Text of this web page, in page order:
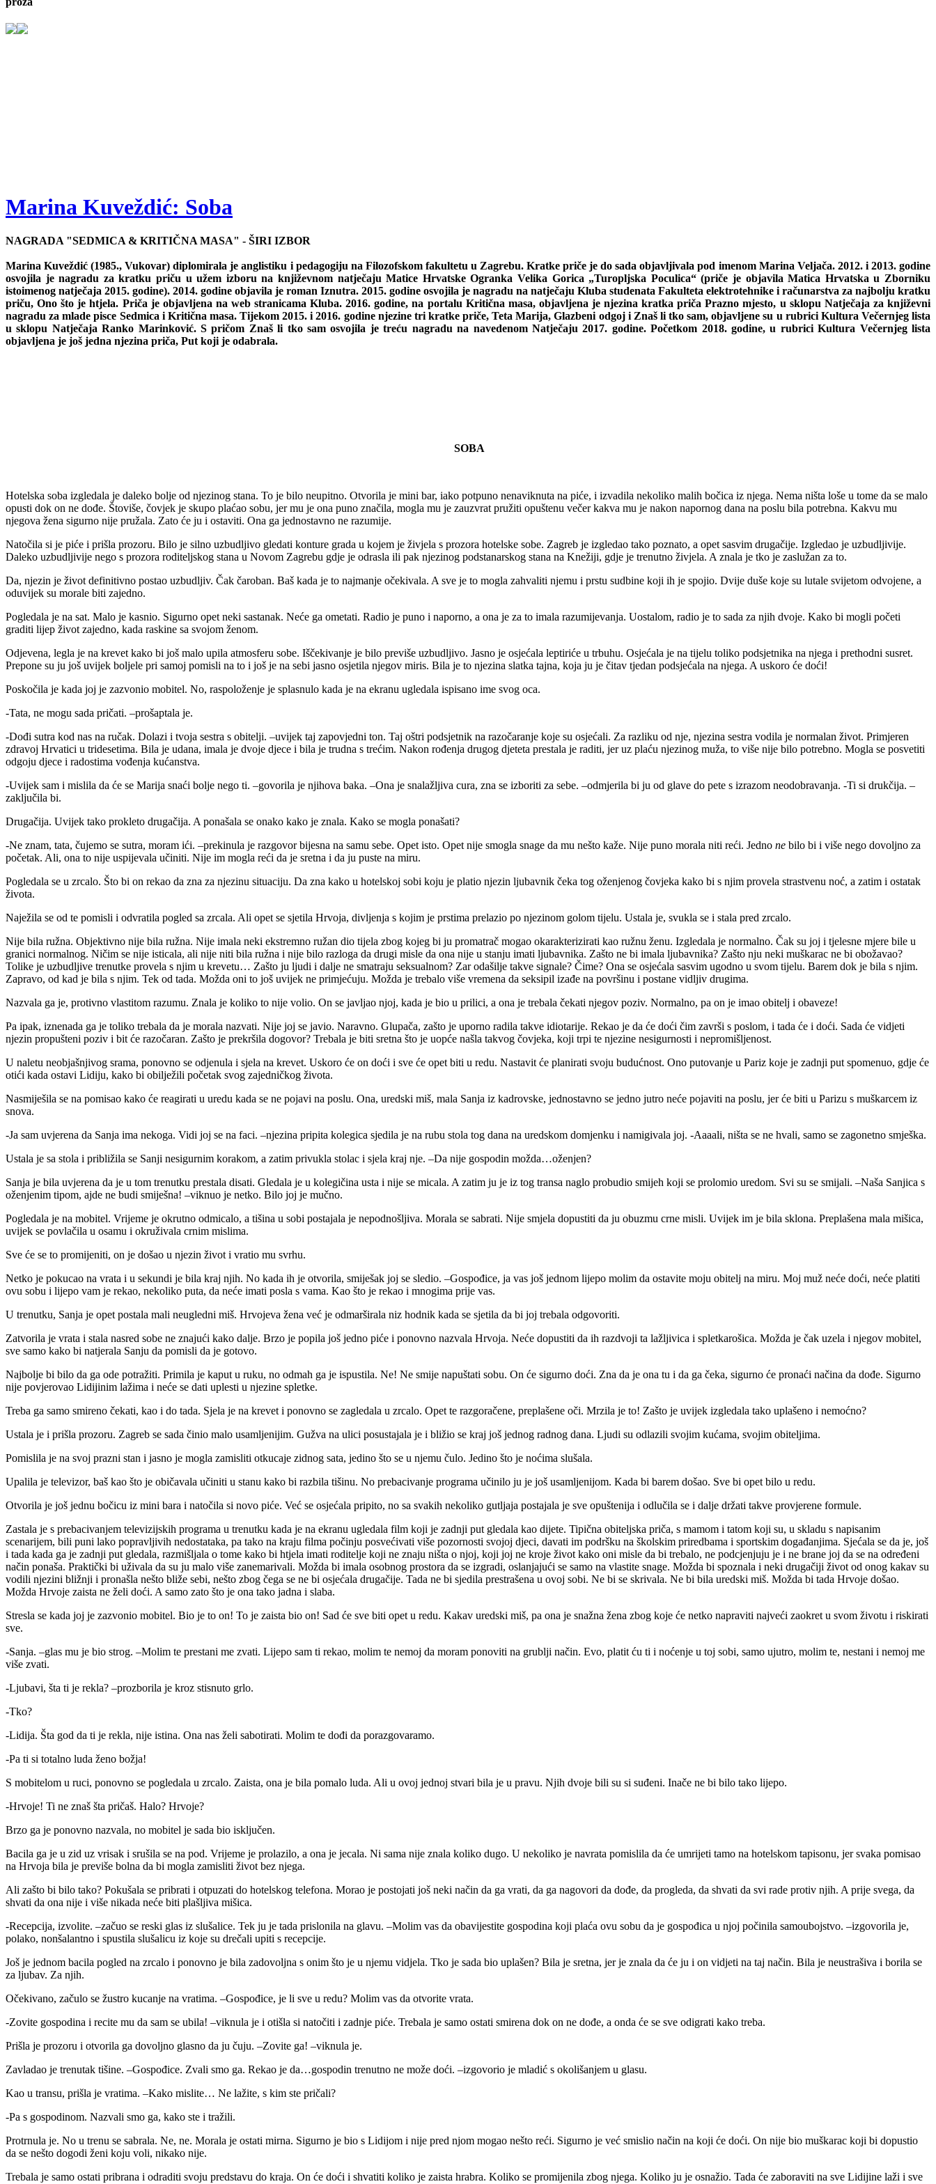
Marina Kuveždić: Soba
NAGRADA "SEDMICA & KRITIČNA MASA" - ŠIRI IZBOR
Marina Kuveždić (1985., Vukovar) diplomirala je anglistiku i pedagogiju na Filozofskom fakultetu u Zagrebu. Kratke priče je do sada objavljivala pod imenom Marina Veljača. 2012. i 2013. godine
osvojila je nagradu za kratku priču u užem izboru na književnom natječaju Matice Hrvatske Ogranka Velika Gorica „Turopljska Poculica“ (priče je objavila Matica Hrvatska u Zborniku
istoimenog natječaja 2015. godine). 2014. godine objavila je roman Iznutra. 2015. godine osvojila je nagradu na natječaju Kluba studenata Fakulteta elektrotehnike i računarstva za najbolju kratku
priču, Ono što je htjela. Priča je objavljena na web stranicama Kluba. 2016. godine, na portalu Kritična masa, objavljena je njezina kratka priča Prazno mjesto, u sklopu Natječaja za književni
nagradu za mlade pisce Sedmica i Kritična masa. Tijekom 2015. i 2016. godine njezine tri kratke priče, Teta Marija, Glazbeni odgoj i Znaš li tko sam, objavljene su u rubrici Kultura Večernjeg lista
u sklopu Natječaja Ranko Marinković. S pričom Znaš li tko sam osvojila je treću nagradu na navedenom Natječaju 2017. godine. Početkom 2018. godine, u rubrici Kultura Večernjeg lista
objavljena je još jedna njezina priča, Put koji je odabrala.
SOBA
Hotelska soba izgledala je daleko bolje od njezinog stana. To je bilo neupitno. Otvorila je mini bar, iako potpuno nenaviknuta na piće, i izvadila nekoliko malih bočica iz njega. Nema ništa loše u tome da se malo
opusti dok on ne dođe. Štoviše, čovjek je skupo plaćao sobu, jer mu je ona puno značila, mogla mu je zauzvrat pružiti opuštenu večer kakva mu je nakon napornog dana na poslu bila potrebna. Kakvu mu
njegova žena sigurno nije pružala. Zato će ju i ostaviti. Ona ga jednostavno ne razumije.
Natočila si je piće i prišla prozoru. Bilo je silno uzbudljivo gledati konture grada u kojem je živjela s prozora hotelske sobe. Zagreb je izgledao tako poznato, a opet sasvim drugačije. Izgledao je uzbudljivije.
Daleko uzbudljivije nego s prozora roditeljskog stana u Novom Zagrebu gdje je odrasla ili pak njezinog podstanarskog stana na Knežiji, gdje je trenutno živjela. A znala je tko je zaslužan za to.
Da, njezin je život definitivno postao uzbudljiv. Čak čaroban. Baš kada je to najmanje očekivala. A sve je to mogla zahvaliti njemu i prstu sudbine koji ih je spojio. Dvije duše koje su lutale svijetom odvojene, a
oduvijek su morale biti zajedno.
Pogledala je na sat. Malo je kasnio. Sigurno opet neki sastanak. Neće ga ometati. Radio je puno i naporno, a ona je za to imala razumijevanja. Uostalom, radio je to sada za njih dvoje. Kako bi mogli početi
graditi lijep život zajedno, kada raskine sa svojom ženom.
Odjevena, legla je na krevet kako bi još malo upila atmosferu sobe. Iščekivanje je bilo previše uzbudljivo. Jasno je osjećala leptiriće u trbuhu. Osjećala je na tijelu toliko podsjetnika na njega i prethodni susret.
Prepone su ju još uvijek boljele pri samoj pomisli na to i još je na sebi jasno osjetila njegov miris. Bila je to njezina slatka tajna, koja ju je čitav tjedan podsjećala na njega. A uskoro će doći!
Poskočila je kada joj je zazvonio mobitel. No, raspoloženje je splasnulo kada je na ekranu ugledala ispisano ime svog oca.
-Tata, ne mogu sada pričati. –prošaptala je.
-Dođi sutra kod nas na ručak. Dolazi i tvoja sestra s obitelji. –uvijek taj zapovjedni ton. Taj oštri podsjetnik na razočaranje koje su osjećali. Za razliku od nje, njezina sestra vodila je normalan život. Primjeren
zdravoj Hrvatici u tridesetima. Bila je udana, imala je dvoje djece i bila je trudna s trećim. Nakon rođenja drugog djeteta prestala je raditi, jer uz plaću njezinog muža, to više nije bilo potrebno. Mogla se posvetiti
odgoju djece i radostima vođenja kućanstva.
-Uvijek sam i mislila da će se Marija snaći bolje nego ti. –govorila je njihova baka. –Ona je snalažljiva cura, zna se izboriti za sebe. –odmjerila bi ju od glave do pete s izrazom neodobravanja. -Ti si drukčija. –
zaključila bi.
Drugačija. Uvijek tako prokleto drugačija. A ponašala se onako kako je znala. Kako se mogla ponašati?
-Ne znam, tata, čujemo se sutra, moram ići. –prekinula je razgovor bijesna na samu sebe. Opet isto. Opet nije smogla snage da mu nešto kaže. Nije puno morala niti reći. Jedno ne bilo bi i više nego dovoljno za
početak. Ali, ona to nije uspijevala učiniti. Nije im mogla reći da je sretna i da ju puste na miru.
Pogledala se u zrcalo. Što bi on rekao da zna za njezinu situaciju. Da zna kako u hotelskoj sobi koju je platio njezin ljubavnik čeka tog oženjenog čovjeka kako bi s njim provela strastvenu noć, a zatim i ostatak
života.
Naježila se od te pomisli i odvratila pogled sa zrcala. Ali opet se sjetila Hrvoja, divljenja s kojim je prstima prelazio po njezinom golom tijelu. Ustala je, svukla se i stala pred zrcalo.
Nije bila ružna. Objektivno nije bila ružna. Nije imala neki ekstremno ružan dio tijela zbog kojeg bi ju promatrač mogao okarakterizirati kao ružnu ženu. Izgledala je normalno. Čak su joj i tjelesne mjere bile u
granici normalnog. Ničim se nije isticala, ali nije niti bila ružna i nije bilo razloga da drugi misle da ona nije u stanju imati ljubavnika. Zašto ne bi imala ljubavnika? Zašto nju neki muškarac ne bi obožavao?
Tolike je uzbudljive trenutke provela s njim u krevetu… Zašto ju ljudi i dalje ne smatraju seksualnom? Zar odašilje takve signale? Čime? Ona se osjećala sasvim ugodno u svom tijelu. Barem dok je bila s njim.
Zapravo, od kad je bila s njim. Tek od tada. Možda oni to još uvijek ne primjećuju. Možda je trebalo više vremena da seksipil izađe na površinu i postane vidljiv drugima.
Nazvala ga je, protivno vlastitom razumu. Znala je koliko to nije volio. On se javljao njoj, kada je bio u prilici, a ona je trebala čekati njegov poziv. Normalno, pa on je imao obitelj i obaveze!
Pa ipak, iznenada ga je toliko trebala da je morala nazvati. Nije joj se javio. Naravno. Glupača, zašto je uporno radila takve idiotarije. Rekao je da će doći čim završi s poslom, i tada će i doći. Sada će vidjeti
njezin propušteni poziv i bit će razočaran. Zašto je prekršila dogovor? Trebala je biti sretna što je uopće našla takvog čovjeka, koji trpi te njezine nesigurnosti i nepromišljenost.
U naletu neobjašnjivog srama, ponovno se odjenula i sjela na krevet. Uskoro će on doći i sve će opet biti u redu. Nastavit će planirati svoju budućnost. Ono putovanje u Pariz koje je zadnji put spomenuo, gdje će
otići kada ostavi Lidiju, kako bi obilježili početak svog zajedničkog života.
Nasmiješila se na pomisao kako će reagirati u uredu kada se ne pojavi na poslu. Ona, uredski miš, mala Sanja iz kadrovske, jednostavno se jedno jutro neće pojaviti na poslu, jer će biti u Parizu s muškarcem iz
snova.
-Ja sam uvjerena da Sanja ima nekoga. Vidi joj se na faci. –njezina pripita kolegica sjedila je na rubu stola tog dana na uredskom domjenku i namigivala joj. -Aaaali, ništa se ne hvali, samo se zagonetno smješka.
Ustala je sa stola i približila se Sanji nesigurnim korakom, a zatim privukla stolac i sjela kraj nje. –Da nije gospodin možda…oženjen?
Sanja je bila uvjerena da je u tom trenutku prestala disati. Gledala je u kolegičina usta i nije se micala. A zatim ju je iz tog transa naglo probudio smijeh koji se prolomio uredom. Svi su se smijali. –Naša Sanjica s
oženjenim tipom, ajde ne budi smiješna! –viknuo je netko. Bilo joj je mučno.
Pogledala je na mobitel. Vrijeme je okrutno odmicalo, a tišina u sobi postajala je nepodnošljiva. Morala se sabrati. Nije smjela dopustiti da ju obuzmu crne misli. Uvijek im je bila sklona. Preplašena mala mišica,
uvijek se povlačila u osamu i okruživala crnim mislima.
Sve će se to promijeniti, on je došao u njezin život i vratio mu svrhu.
Netko je pokucao na vrata i u sekundi je bila kraj njih. No kada ih je otvorila, smiješak joj se sledio. –Gospođice, ja vas još jednom lijepo molim da ostavite moju obitelj na miru. Moj muž neće doći, neće platiti
ovu sobu i lijepo vam je rekao, nekoliko puta, da neće imati posla s vama. Kao što je rekao i mnogima prije vas.
U trenutku, Sanja je opet postala mali neugledni miš. Hrvojeva žena već je odmarširala niz hodnik kada se sjetila da bi joj trebala odgovoriti.
Zatvorila je vrata i stala nasred sobe ne znajući kako dalje. Brzo je popila još jedno piće i ponovno nazvala Hrvoja. Neće dopustiti da ih razdvoji ta lažljivica i spletkarošica. Možda je čak uzela i njegov mobitel,
sve samo kako bi natjerala Sanju da pomisli da je gotovo.
Najbolje bi bilo da ga ode potražiti. Primila je kaput u ruku, no odmah ga je ispustila. Ne! Ne smije napuštati sobu. On će sigurno doći. Zna da je ona tu i da ga čeka, sigurno će pronaći načina da dođe. Sigurno
nije povjerovao Lidijinim lažima i neće se dati uplesti u njezine spletke.
Treba ga samo smireno čekati, kao i do tada. Sjela je na krevet i ponovno se zagledala u zrcalo. Opet te razgoračene, preplašene oči. Mrzila je to! Zašto je uvijek izgledala tako uplašeno i nemoćno?
Ustala je i prišla prozoru. Zagreb se sada činio malo usamljenijim. Gužva na ulici posustajala je i bližio se kraj još jednog radnog dana. Ljudi su odlazili svojim kućama, svojim obiteljima.
Pomislila je na svoj prazni stan i jasno je mogla zamisliti otkucaje zidnog sata, jedino što se u njemu čulo. Jedino što je noćima slušala.
Upalila je televizor, baš kao što je običavala učiniti u stanu kako bi razbila tišinu. No prebacivanje programa učinilo ju je još usamljenijom. Kada bi barem došao. Sve bi opet bilo u redu.
Otvorila je još jednu bočicu iz mini bara i natočila si novo piće. Već se osjećala pripito, no sa svakih nekoliko gutljaja postajala je sve opuštenija i odlučila se i dalje držati takve provjerene formule.
Zastala je s prebacivanjem televizijskih programa u trenutku kada je na ekranu ugledala film koji je zadnji put gledala kao dijete. Tipična obiteljska priča, s mamom i tatom koji su, u skladu s napisanim
scenarijem, bili puni lako popravljivih nedostataka, pa tako na kraju filma počinju posvećivati više pozornosti svojoj djeci, davati im podršku na školskim priredbama i sportskim događanjima. Sjećala se da je, još
i tada kada ga je zadnji put gledala, razmišljala o tome kako bi htjela imati roditelje koji ne znaju ništa o njoj, koji joj ne kroje život kako oni misle da bi trebalo, ne podcjenjuju je i ne brane joj da se na određeni
način ponaša. Praktički bi uživala da su ju malo više zanemarivali. Možda bi imala osobnog prostora da se izgradi, oslanjajući se samo na vlastite snage. Možda bi spoznala i neki drugačiji život od onog kakav su
vodili njezini bližnji i pronašla nešto bliže sebi, nešto zbog čega se ne bi osjećala drugačije. Tada ne bi sjedila prestrašena u ovoj sobi. Ne bi se skrivala. Ne bi bila uredski miš. Možda bi tada Hrvoje došao.
Možda Hrvoje zaista ne želi doći. A samo zato što je ona tako jadna i slaba.
Stresla se kada joj je zazvonio mobitel. Bio je to on! To je zaista bio on! Sad će sve biti opet u redu. Kakav uredski miš, pa ona je snažna žena zbog koje će netko napraviti najveći zaokret u svom životu i riskirati
sve.
-Sanja. –glas mu je bio strog. –Molim te prestani me zvati. Lijepo sam ti rekao, molim te nemoj da moram ponoviti na grublji način. Evo, platit ću ti i noćenje u toj sobi, samo ujutro, molim te, nestani i nemoj me
više zvati.
-Ljubavi, šta ti je rekla? –prozborila je kroz stisnuto grlo.
-Tko?
-Lidija. Šta god da ti je rekla, nije istina. Ona nas želi sabotirati. Molim te dođi da porazgovaramo.
-Pa ti si totalno luda ženo božja!
S mobitelom u ruci, ponovno se pogledala u zrcalo. Zaista, ona je bila pomalo luda. Ali u ovoj jednoj stvari bila je u pravu. Njih dvoje bili su si suđeni. Inače ne bi bilo tako lijepo.
-Hrvoje! Ti ne znaš šta pričaš. Halo? Hrvoje?
Brzo ga je ponovno nazvala, no mobitel je sada bio isključen.
Bacila ga je u zid uz vrisak i srušila se na pod. Vrijeme je prolazilo, a ona je jecala. Ni sama nije znala koliko dugo. U nekoliko je navrata pomislila da će umrijeti tamo na hotelskom tapisonu, jer svaka pomisao
na Hrvoja bila je previše bolna da bi mogla zamisliti život bez njega.
Ali zašto bi bilo tako? Pokušala se pribrati i otpuzati do hotelskog telefona. Morao je postojati još neki način da ga vrati, da ga nagovori da dođe, da progleda, da shvati da svi rade protiv njih. A prije svega, da
shvati da ona nije i više nikada neće biti plašljiva mišica.
-Recepcija, izvolite. –začuo se reski glas iz slušalice. Tek ju je tada prislonila na glavu. –Molim vas da obavijestite gospodina koji plaća ovu sobu da je gospođica u njoj počinila samoubojstvo. –izgovorila je,
polako, nonšalantno i spustila slušalicu iz koje su drečali upiti s recepcije.
Još je jednom bacila pogled na zrcalo i ponovno je bila zadovoljna s onim što je u njemu vidjela. Tko je sada bio uplašen? Bila je sretna, jer je znala da će ju i on vidjeti na taj način. Bila je neustrašiva i borila se
za ljubav. Za njih.
Očekivano, začulo se žustro kucanje na vratima. –Gospođice, je li sve u redu? Molim vas da otvorite vrata.
-Zovite gospodina i recite mu da sam se ubila! –viknula je i otišla si natočiti i zadnje piće. Trebala je samo ostati smirena dok on ne dođe, a onda će se sve odigrati kako treba.
Prišla je prozoru i otvorila ga dovoljno glasno da ju čuju. –Zovite ga! –viknula je.
Zavladao je trenutak tišine. –Gospođice. Zvali smo ga. Rekao je da…gospodin trenutno ne može doći. –izgovorio je mladić s okolišanjem u glasu.
Kao u transu, prišla je vratima. –Kako mislite… Ne lažite, s kim ste pričali?
-Pa s gospodinom. Nazvali smo ga, kako ste i tražili.
Protrnula je. No u trenu se sabrala. Ne, ne. Morala je ostati mirna. Sigurno je bio s Lidijom i nije pred njom mogao nešto reći. Sigurno je već smislio način na koji će doći. On nije bio muškarac koji bi dopustio
da se nešto dogodi ženi koju voli, nikako nije.
Trebala je samo ostati pribrana i odraditi svoju predstavu do kraja. On će doći i shvatiti koliko je zaista hrabra. Koliko se promijenila zbog njega. Koliko ju je osnažio. Tada će zaboraviti na sve Lidijine laži i sve